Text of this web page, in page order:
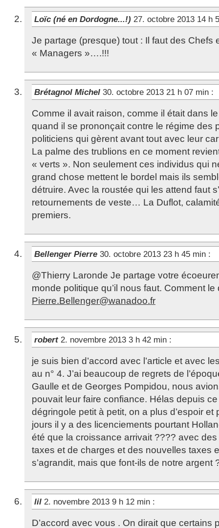
Loïc (né en Dordogne...!) 27. octobre 2013 14 h
Je partage (presque) tout : Il faut des Chefs
« Managers »….!!!
Brétagnol Michel 30. octobre 2013 21 h 07 min :
Comme il avait raison, comme il était dans
quand il se prononçait contre le régime des
politiciens qui gèrent avant tout avec leur
La palme des trublions en ce moment
« verts ». Non seulement ces individus qui
grand chose mettent le bordel mais ils
détruire. Avec la roustée qui les attend faut
retournements de veste… La Duflot,
premiers.
Bellenger Pierre 30. octobre 2013 23 h 45 min :
@Thierry Laronde Je partage votre
monde politique qu’il nous faut. Comment le
Pierre.Bellenger@wanadoo.fr
robert 2. novembre 2013 3 h 42 min :
je suis bien d’accord avec l’article et avec
au n° 4. J’ai beaucoup de regrets de
Gaulle et de Georges Pompidou, nous
pouvait leur faire confiance. Hélas depuis
dégringole petit à petit, on a plus d’espoir et
jours il y a des licenciements pourtant
été que la croissance arrivait ???? avec des
taxes et de charges et des nouvelles taxes
s’agrandit, mais que font-ils de notre argent
lil 2. novembre 2013 9 h 12 min :
D’accord avec vous . On dirait que certains